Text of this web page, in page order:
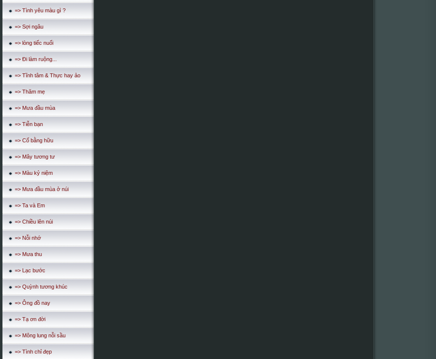
=> Tình yêu màu gì ?
=> Sợi ngâu
=> lòng tiếc nuối
=> Đi làm ruộng...
=> Tĩnh tâm & Thực hay ảo
=> Thăm mẹ
=> Mưa đầu mùa
=> Tiễn bạn
=> Cố bằng hữu
=> Mây tương tư
=> Màu kỷ niệm
=> Mưa đầu mùa ở núi
=> Ta và Em
=> Chiều lên núi
=> Nỗi nhớ
=> Mưa thu
=> Lạc bước
=> Quỳnh tương khúc
=> Ông đồ nay
=> Tạ ơn đời
=> Mông lung nỗi sầu
=> Tình chỉ đẹp